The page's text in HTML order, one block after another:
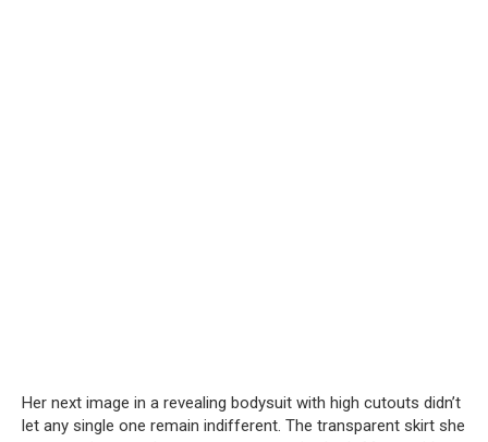
Her next image in a revealing bodysuit with high cutouts didn’t
let any single one remain indifferent. The transparent skirt she